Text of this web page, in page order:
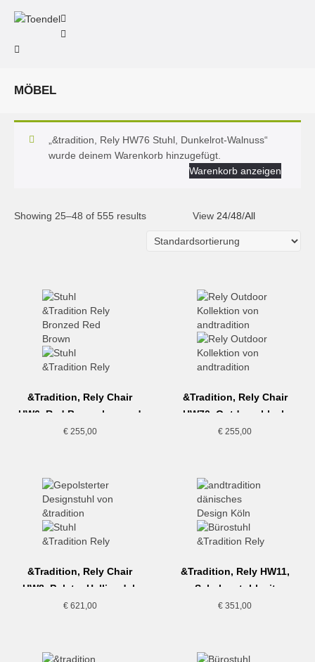
MÖBEL
„&tradition, Rely HW76 Stuhl, Dunkelrot-Walnuss“
wurde deinem Warenkorb hinzugefügt.
Warenkorb anzeigen
Showing 25–48 of 555 results View 24/48/All
&Tradition, Rely Chair
HW6, Red Brown-bronzed
€255,00
&Tradition, Rely Chair
HW70, Outdoor, black
€ 255,00
&Tradition, Rely Chair
HW8, Polster Hallingdal,
grau
€621,00
&Tradition, Rely HW11,
Schalenstuhl mit
Drehgestell, hellblau
€ 351,00